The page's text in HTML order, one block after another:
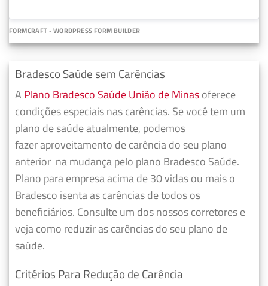
FORMCRAFT - WORDPRESS FORM BUILDER
Bradesco Saúde sem Carências
A Plano Bradesco Saúde União de Minasoferece
condições especiais nas carências. Se você tem um
plano de saúde atualmente, podemos
fazeraproveitamento de carência do seu plano
anterior na mudança pelo plano Bradesco Saúde.
Plano para empresa acima de 30 vidas ou mais o
Bradesco isenta as carências de todos os
beneficiários. Consulte um dos nossos corretores e
veja como reduzir as carências do seu plano de
saúde.
Critérios Para Redução de Carência